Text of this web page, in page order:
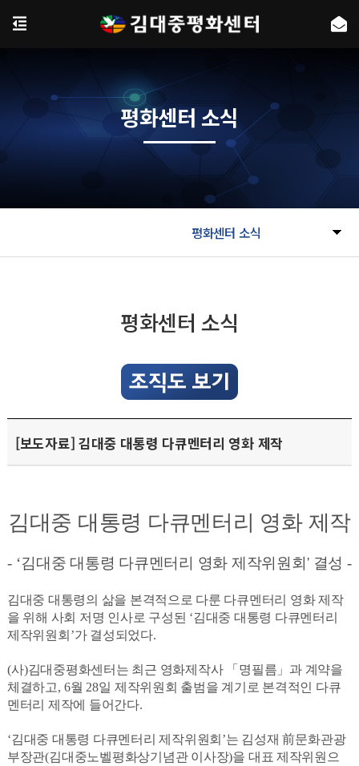
평화센터 소식
평화센터 소식
평화센터 소식
[보도자료] 김대중 대통령 다큐멘터리 영화 제작
김대중 대통령 다큐멘터리 영화 제작
- ‘김대중 대통령 다큐멘터리 영화 제작위원회 ' 결성 -
김대중 대통령의 삶을 본격적으로 다룬 다큐멘터리 영화 제작
을 위해 사회 저명 인사로 구성된 ‘김대중 대통령 다큐멘터리
제작위원회 ’가 결성되었다.
(사)김대중평화센터는 최근 영화제작사 「 명필름 」 과 계약을
체결하고, 6월 28일 제작위원회 출범을 계기로 본격적인 다큐
멘터리 제작에 들어간다.
‘김대중 대통령 다큐멘터리 제작위원회 ’는 김성재前문화관광
부장관(김대중노벨평화상기념관 이사장)을 대표 제작위원으